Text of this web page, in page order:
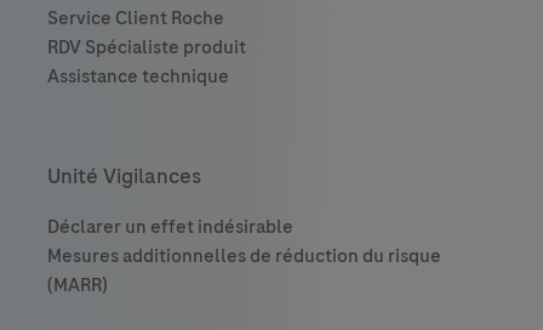
Unité Vigilances